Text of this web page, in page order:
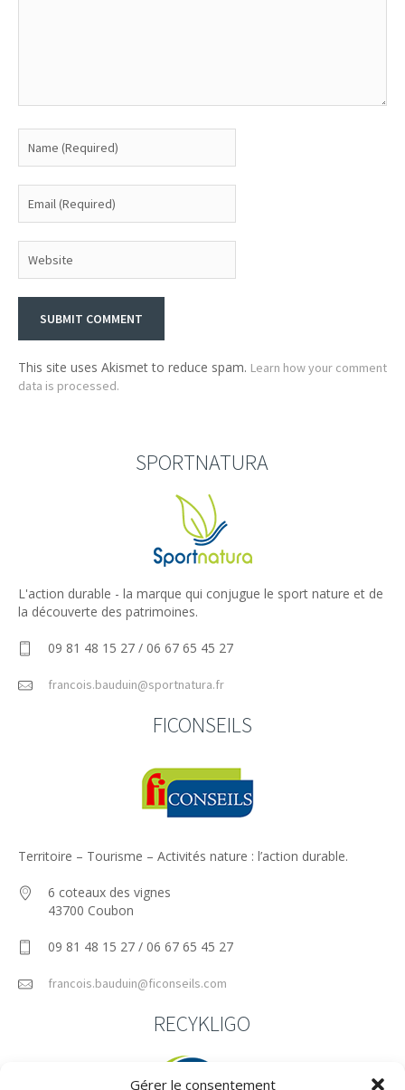
Gérer le consentement
This site uses Akismet to reduce spam. Learn how your comment
data is processed.
SPORTNATURA
L'action durable - la marque qui conjugue le sport nature et de
la découverte des patrimoines.
09 81 48 15 27 / 06 67 65 45 27
francois.bauduin@sportnatura.fr
FICONSEILS
Territoire – Tourisme – Activités nature : l’action durable.
6 coteaux des vignes
43700 Coubon
09 81 48 15 27 / 06 67 65 45 27
francois.bauduin@ficonseils.com
RECYKLIGO